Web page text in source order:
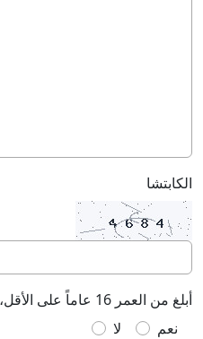
الكابتشا
أبلغ من العمر 16 عاماً على الأقل، وأقبل
نعم
لا